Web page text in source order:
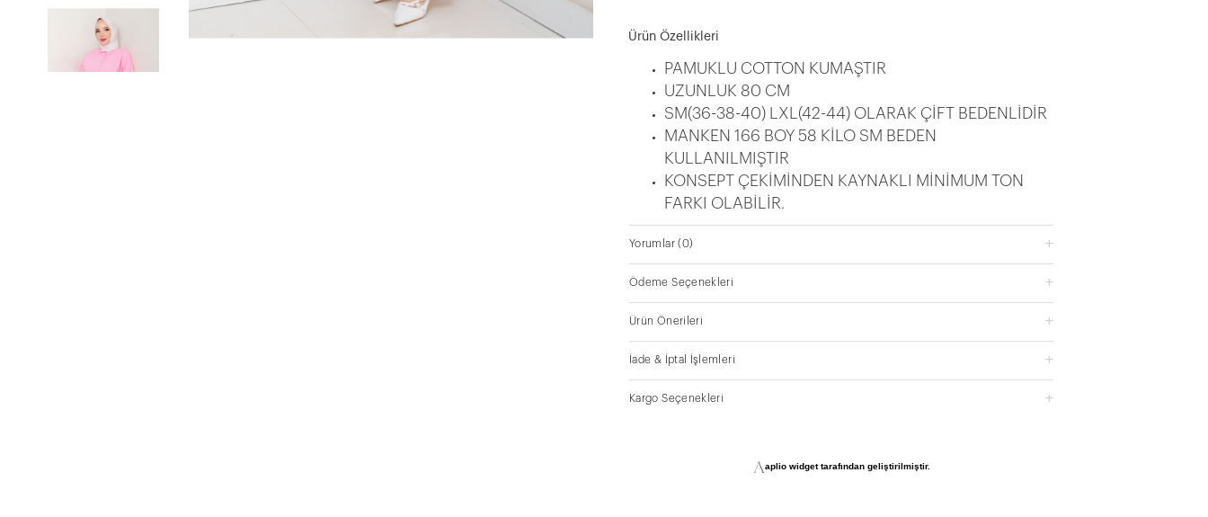
Ürün Özellikleri
PAMUKLU COTTON KUMAŞTIR
UZUNLUK 80 CM
SM(36-38-40) LXL(42-44) OLARAK ÇİFT BEDENLİDİR
MANKEN 166 BOY 58 KİLO SM BEDEN
KULLANILMIŞTIR
KONSEPT ÇEKİMİNDEN KAYNAKLI MİNİMUM TON
FARKI OLABİLİR.
Yorumlar(0)
Ödeme Seçenekleri
Ürün Önerileri
İade & İptal İşlemleri
Kargo Seçenekleri
aplio widget tarafından geliştirilmiştir.